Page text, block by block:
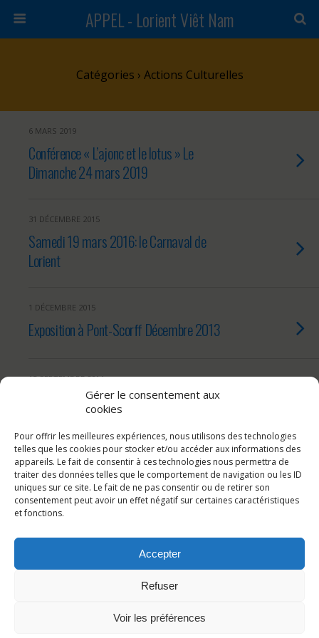
Gérer le consentement aux
cookies
Pour offrir les meilleures expériences, nous utilisons des technologies
telles que les cookies pour stocker et/ou accéder aux informations des
appareils. Le fait de consentir à ces technologies nous permettra de
traiter des données telles que le comportement de navigation ou les ID
uniques sur ce site. Le fait de ne pas consentir ou de retirer son
consentement peut avoir un effet négatif sur certaines caractéristiques
et fonctions.
Accepter
Refuser
Voir les préférences
APPEL - Lorient Viêt Nam
Catégories › Actions Culturelles
6 MARS 2019
Conférence « L’ajonc et le lotus » Le
Dimanche 24 mars 2019
31 DÉCEMBRE 2015
Samedi 19 mars 2016: le Carnaval de
Lorient
1 DÉCEMBRE 2015
Exposition à Pont-Scorff Décembre 2013
15 SEPTEMBRE 2014
Septembre 2014 – Quimperlé
15 JUILLET 2014
Juillet 2014 – Quimper
Retour au début
Mobile Bureau